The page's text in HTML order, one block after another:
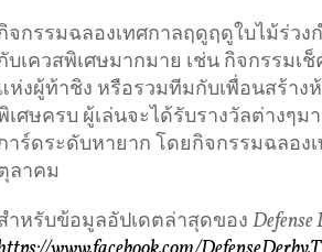
จกรรมฉลองเทศกาลฤดูฤดูใบไม้ร่ว
บเควสพิเศษมากมาย เช่น กิจกรรมเ
ห่งผู้ท้าชิง หรือรวมทีมกับเพื่อนสร้าง
เศษครบ ผู้เล่นจะได้รับรางวัลต่างๆ
าร์ดระดับหายาก โดยกิจกรรมฉลอง
ลาคม
ำหรับข้อมูลอัปเดตล่าสุดของ Defense